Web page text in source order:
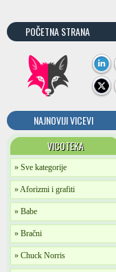
POČETNA STRANA
NAJNOVIJI VICEVI
VICOTEKA
» Sve kategorije
» Aforizmi i grafiti
» Babe
» Bračni
» Chuck Norris